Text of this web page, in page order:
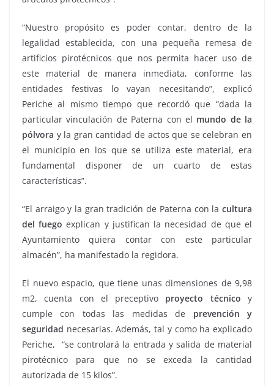
“Nuestro propósito es poder contar, dentro de la
legalidad establecida, con una pequeña remesa de
artificios pirotécnicos que nos permita hacer uso de
este material de manera inmediata, conforme las
entidades festivas lo vayan necesitando”, explicó
Periche al mismo tiempo que recordó que “dada la
particular vinculación de Paterna con el mundo de la
pólvora y la gran cantidad de actos que se celebran en
el municipio en los que se utiliza este material, era
fundamental disponer de un cuarto de estas
características”.
“El arraigo y la gran tradición de Paterna con la cultura
del fuego explican y justifican la necesidad de que el
Ayuntamiento quiera contar con este particular
almacén”, ha manifestado la regidora.
El nuevo espacio, que tiene unas dimensiones de 9,98
m2, cuenta con el preceptivo proyecto técnico y
cumple con todas las medidas de prevención y
seguridad necesarias. Además, tal y como ha explicado
Periche, “se controlará la entrada y salida de material
pirotécnico para que no se exceda la cantidad
autorizada de 15 kilos”.